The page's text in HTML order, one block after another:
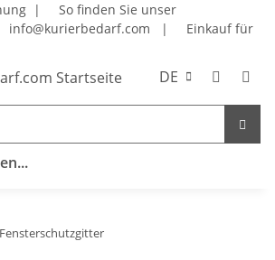
|
So finden Sie unser
info@kurierbedarf.com |
Einkauf für
DE
Fensterschutzgitter